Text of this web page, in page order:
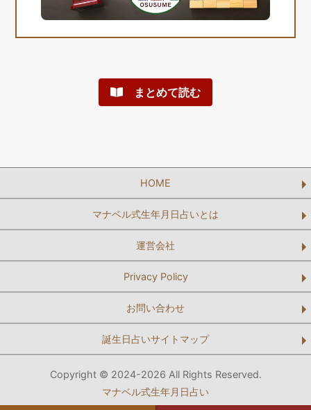
まとめて読む
HOME
マナベル式生年月日占いとは
運営会社
Privacy Policy
お問い合わせ
誕生日占いサイトマップ
Copyright © 2024-2026 All Rights Reserved.
マナベル式生年月日占い